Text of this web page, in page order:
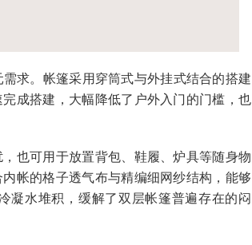
求。帐篷采用穿筒式与外挂式结合的搭建
成搭建，大幅降低了户外入门的门槛，也
也可用于放置背包、鞋履、炉具等随身物
帐的格子透气布与精编细网纱结构，能够
凝水堆积，缓解了双层帐篷普遍存在的闷